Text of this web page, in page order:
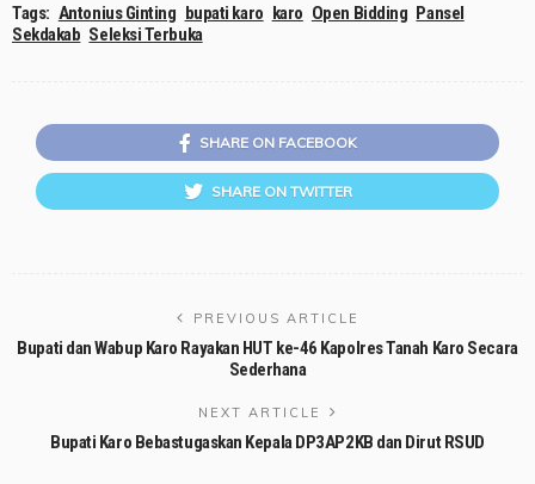
Tags: Antonius Ginting bupati karo karo Open Bidding Pansel
Sekdakab Seleksi Terbuka
SHARE ON FACEBOOK
SHARE ON TWITTER
PREVIOUS ARTICLE
Bupati dan Wabup Karo Rayakan HUT ke-46 Kapolres Tanah Karo Secara
Sederhana
NEXT ARTICLE
Bupati Karo Bebastugaskan Kepala DP3AP2KB dan Dirut RSUD